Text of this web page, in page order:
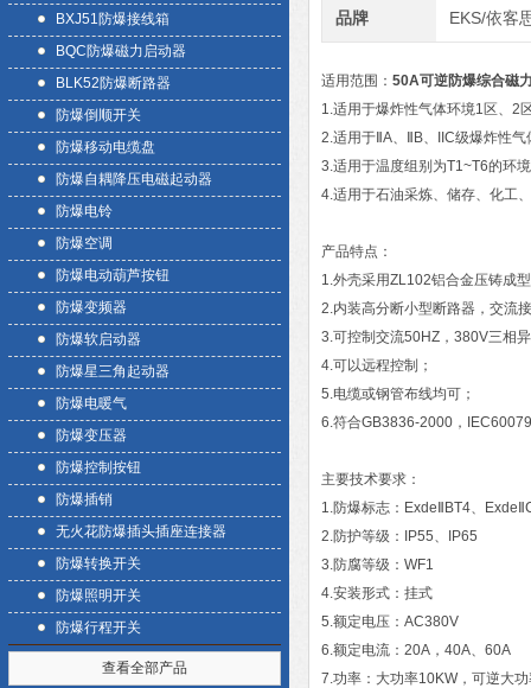
BXJ51防爆接线箱
BQC防爆磁力启动器
BLK52防爆断路器
防爆倒顺开关
防爆移动电缆盘
防爆自耦降压电磁起动器
防爆电铃
防爆空调
防爆电动葫芦按钮
防爆变频器
防爆软启动器
防爆星三角起动器
防爆电暖气
防爆变压器
防爆控制按钮
防爆插销
无火花防爆插头插座连接器
防爆转换开关
防爆照明开关
防爆行程开关
查看全部产品
品牌 EKS/依客
适用范围： 50A可逆防爆综合磁
1.适用于爆炸性气体环境1区、2
2.适用于ⅡA、ⅡB、IIC级爆炸性气
3.适用于温度组别为T1~T6的环
4.适用于石油采炼、储存、化工
产品特点：
1.外壳采用ZL102铝合金压铸成
2.内装高分断小型断路器，交流
3.可控制交流50HZ，380V三相
4.可以远程控制；
5.电缆或钢管布线均可；
6.符合GB3836-2000，
主要技术要求：
1.防爆标志：ExdeⅡBT4、
2.防护等级：IP55、IP65
3.防腐等级：WF1
4.安装形式：挂式
5.额定电压：AC380V
6.额定电流：20A，40A、60A
7.功率：大功率10KW，可逆大